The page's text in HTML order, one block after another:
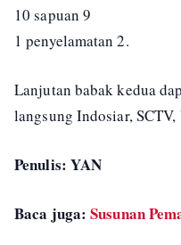
10 sapuan 9
1 penyelamatan 2.
Lanjutan babak kedua
langsung Indosiar,
Penulis: YAN
Baca juga:Susunan